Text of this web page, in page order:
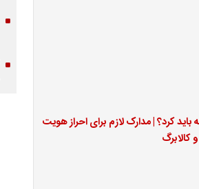
باید کرد؟ | مدارک لازم برای احراز هویت
و کالابرگ